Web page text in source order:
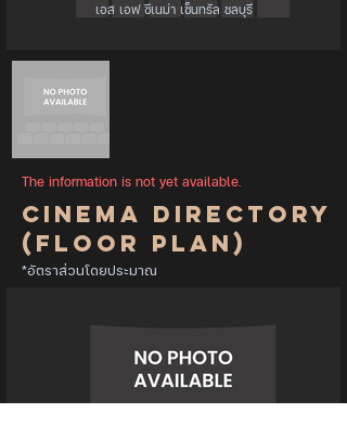
เอส เอฟ ซีเนม่า เซ็นทรัล ชลบุรี
The information is not yet available.
Cinema Directory
(Floor Plan)
*อัตราส่วนโดยประมาณ